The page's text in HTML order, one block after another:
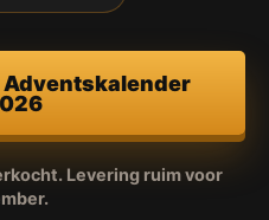
Adventskalender
Levering ruim voor